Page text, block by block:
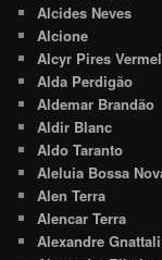
Alcides Neves
Alcione
Alcyr Pires
Alda Perdigão
Aldemar Brandão
Aldir Blanc
Aldo Taranto
Aleluia Bossa
Alen Terra
Alencar Terra
Alexandre Gnattali